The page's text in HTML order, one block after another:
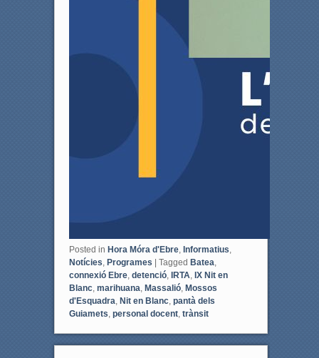
Posted in Hora Móra d'Ebre, Informatius
Notícies Programes | Tagged Batea
connexió Ebre, detenció, IRTA IX Nit en
Blanc, marihuana Massalió, Mossos
d'Esquadra Nit en Blanc, pantà dels
Guiamets personal docent, trànsit